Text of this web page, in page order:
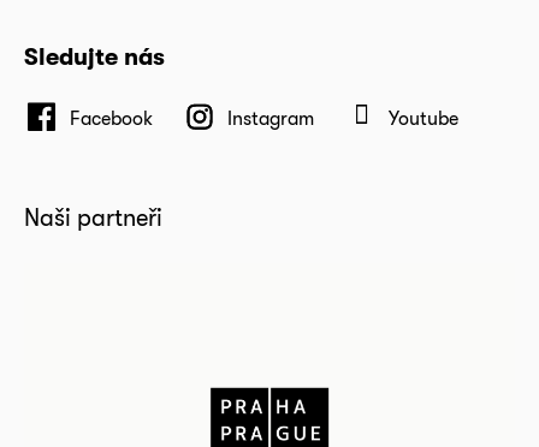
Sledujte nás
Facebook Instagram Youtube
Naši partneři